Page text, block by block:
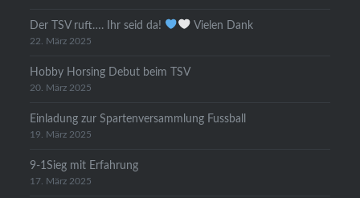
Der TSV ruft…. Ihr seid da! Vielen Dank
22. März 2025
Hobby Horsing Debut beim TSV
20. März 2025
Einladung zur Spartenversammlung Fussball
19. März 2025
9-1Sieg mit Erfahrung
17. März 2025